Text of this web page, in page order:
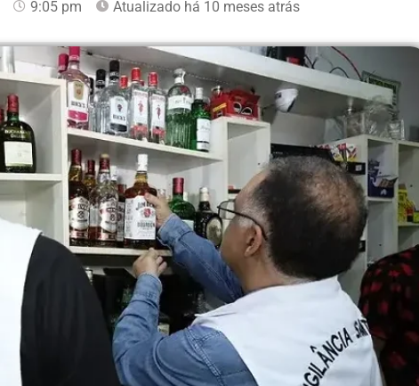
9:05 pm Atualizado há 10 meses atrás